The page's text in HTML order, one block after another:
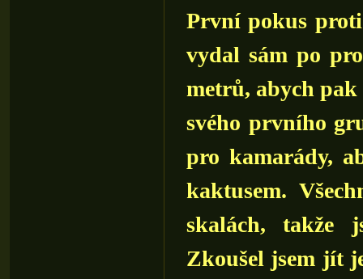
První pokus
vydal sám po
metrů, abych
svého prvního
pro kamarády,
kaktusem.
skalách, takže
Zkoušel jsem jít